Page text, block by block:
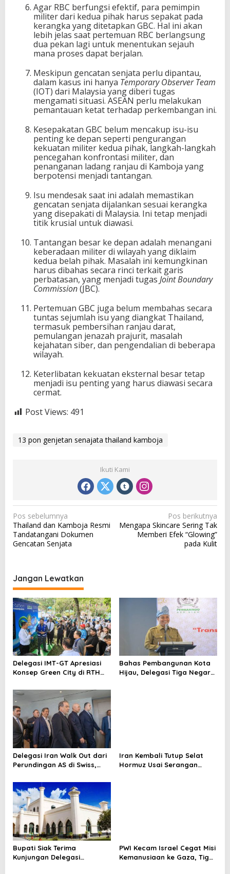
Agar RBC berfungsi efektif, para pemimpin
militer dari kedua pihak harus sepakat pada
kerangka yang ditetapkan GBC. Hal ini akan
lebih jelas saat pertemuan RBC berlangsung
dua pekan lagi untuk menentukan sejauh
mana proses dapat berjalan.
Meskipun gencatan senjata perlu dipantau,
dalam kasus ini hanya Temporary Observer Team
(IOT) dari Malaysia yang diberi tugas
mengamati situasi. ASEAN perlu melakukan
pemantauan ketat terhadap perkembangan ini.
Kesepakatan GBC belum mencakup isu-isu
penting ke depan seperti pengurangan
kekuatan militer kedua pihak, langkah-langkah
pencegahan konfrontasi militer, dan
penanganan ladang ranjau di Kamboja yang
berpotensi menjadi tantangan.
Isu mendesak saat ini adalah memastikan
gencatan senjata dijalankan sesuai kerangka
yang disepakati di Malaysia. Ini tetap menjadi
titik krusial untuk diawasi.
Tantangan besar ke depan adalah menangani
keberadaan militer di wilayah yang diklaim
kedua belah pihak. Masalah ini kemungkinan
harus dibahas secara rinci terkait garis
perbatasan, yang menjadi tugas Joint Boundary
Commission(JBC).
Pertemuan GBC juga belum membahas secara
tuntas sejumlah isu yang diangkat Thailand,
termasuk pembersihan ranjau darat,
pemulangan jenazah prajurit, masalah
kejahatan siber, dan pengendalian di beberapa
wilayah.
Keterlibatan kekuatan eksternal besar tetap
menjadi isu penting yang harus diawasi secara
cermat.
Post Views: 491
13 pon genjetan senajata thailand kamboja
Ikuti Kami
N
a
v
g
a
s
i
p
o
s
Pos sebelumnya
Thailand dan Kamboja Resmi
Tandatangani Dokumen
Gencatan Senjata
Pos berikutnya
Mengapa Skincare Sering Tak
Memberi Efek “Glowing”
pada Kulit
Jangan Lewatkan
Delegasi IMT-GT Apresiasi
Konsep Green City di RTH
Pekanbaru
Bahas Pembangunan Kota
Hijau, Delegasi Tiga Negara
Delegasi Iran Walk Out dari
Perundingan AS di Swiss,
Trump
Iran Kembali Tutup Selat
Hormuz Usai Serangan
Bupati Siak Terima
Kunjungan Delegasi
PWI Kecam Israel Cegat Misi
Kemanusiaan ke Gaza, Tiga